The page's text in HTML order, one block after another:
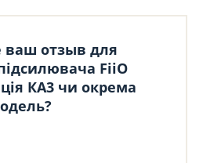
отзыв для
FiiO
КА3 чи окрема